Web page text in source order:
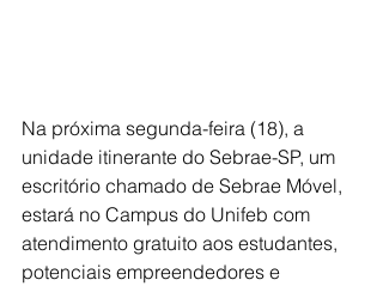
Na próxima segunda-feira (18), a
unidade itinerante do Sebrae-SP, um
escritório chamado de Sebrae Móvel,
estará no Campus do Unifeb com
atendimento gratuito aos estudantes,
potenciais empreendedores e